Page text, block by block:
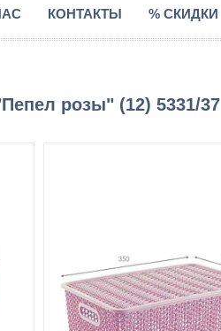
КОНТАКТЫ % СКИДКИ
розы" (12) 5331/37